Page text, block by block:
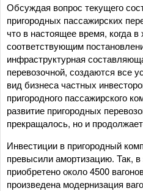
Обсуждая вопрос текущего
пригородных пассажирских
что в настоящее время, когда
соответствующим
инфраструктурная
перевозочной, создаются все
вид бизнеса частных
пригородного пассажирского
развитие пригородных
прекращалось, но и
Инвестиции в пригородный
превысили амортизацию. Так,
приобретено около 4500
произведена модернизация